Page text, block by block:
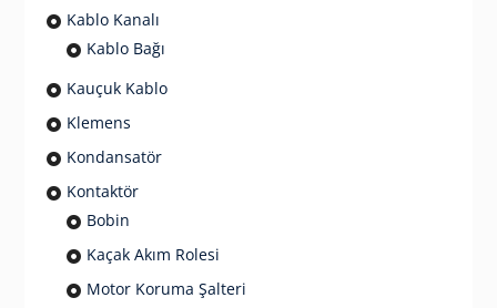
Kablo Kanalı
Kablo Bağı
Kauçuk Kablo
Klemens
Kondansatör
Kontaktör
Bobin
Kaçak Akım Rolesi
Motor Koruma Şalteri